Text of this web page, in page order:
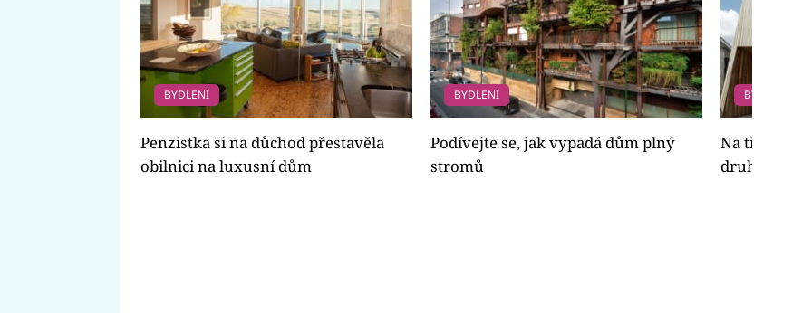
BYDLENÍ
Penzistka si na důchod přestavěla
obilnici na luxusní dům
BYDLENÍ
Podívejte se, jak vypadá dům plný
stromů
BYDLENÍ
Na titěrném
druhý dům